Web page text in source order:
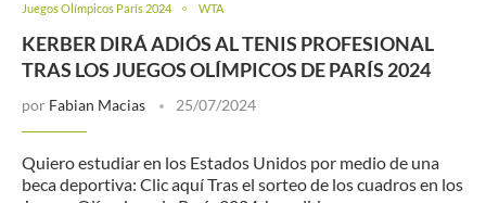
Juegos Olímpicos París 2024 WTA
KERBER DIRÁ ADIÓS AL TENIS PROFESIONAL
TRAS LOS JUEGOS OLÍMPICOS DE PARÍS 2024
por Fabian Macias 25/07/2024
Quiero estudiar en los Estados Unidos por medio de una
beca deportiva: Clic aquí Tras el sorteo de los cuadros en los